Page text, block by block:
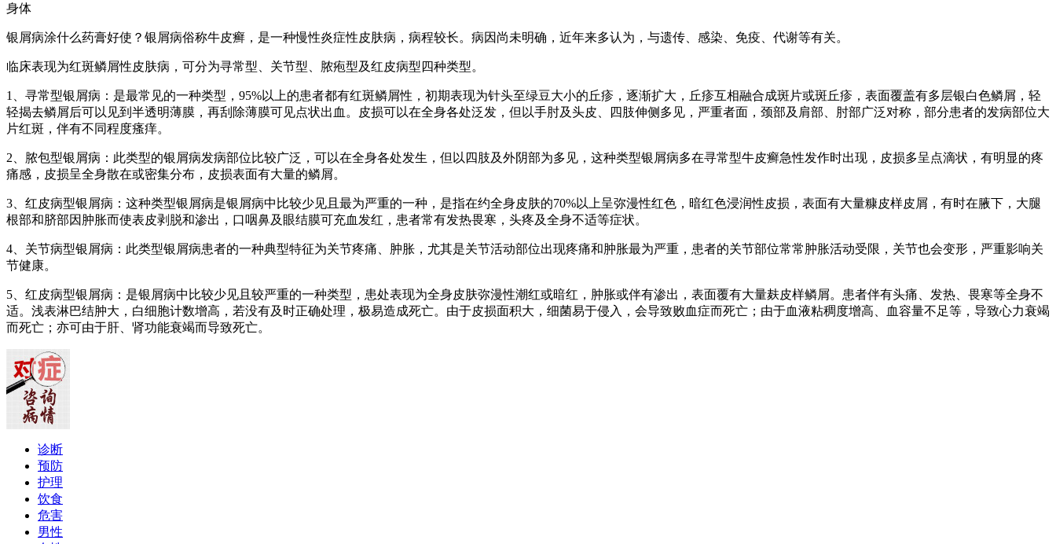
身体
银屑病涂什么药膏好使？银屑病俗称牛皮癣，是一种慢性炎症性皮肤病，病程较长。病因尚未明确，近年来多认为，与遗传、感染、免疫、代谢等有关。
临床表现为红斑鳞屑性皮肤病，可分为寻常型、关节型、脓疱型及红皮病型四种类型。
1、寻常型银屑病：是最常见的一种类型，95%以上的患者都有红斑鳞屑性，初期表现为针头至绿豆大小的丘疹，逐渐扩大，丘疹互相融合成斑片或斑丘疹，表面覆盖有多层银白色鳞屑，轻
轻揭去鳞屑后可以见到半透明薄膜，再刮除薄膜可见点状出血。皮损可以在全身各处泛发，但以手肘及头皮、四肢伸侧多见，严重者面，颈部及肩部、肘部广泛对称，部分患者的发病部位大
片红斑，伴有不同程度瘙痒。
2、脓包型银屑病：此类型的银屑病发病部位比较广泛，可以在全身各处发生，但以四肢及外阴部为多见，这种类型银屑病多在寻常型牛皮癣急性发作时出现，皮损多呈点滴状，有明显的疼
痛感，皮损呈全身散在或密集分布，皮损表面有大量的鳞屑。
3、红皮病型银屑病：这种类型银屑病是银屑病中比较少见且最为严重的一种，是指在约全身皮肤的70%以上呈弥漫性红色，暗红色浸润性皮损，表面有大量糠皮样皮屑，有时在腋下，大腿
根部和脐部因肿胀而使表皮剥脱和渗出，口咽鼻及眼结膜可充血发红，患者常有发热畏寒，头疼及全身不适等症状。
4、关节病型银屑病：此类型银屑病患者的一种典型特征为关节疼痛、肿胀，尤其是关节活动部位出现疼痛和肿胀最为严重，患者的关节部位常常肿胀活动受限，关节也会变形，严重影响关
节健康。
5、红皮病型银屑病：是银屑病中比较少见且较严重的一种类型，患处表现为全身皮肤弥漫性潮红或暗红，肿胀或伴有渗出，表面覆有大量麸皮样鳞屑。患者伴有头痛、发热、畏寒等全身不
适。浅表淋巴结肿大，白细胞计数增高，若没有及时正确处理，极易造成死亡。由于皮损面积大，细菌易于侵入，会导致败血症而死亡；由于血液粘稠度增高、血容量不足等，导致心力衰竭
而死亡；亦可由于肝、肾功能衰竭而导致死亡。
诊断
预防
护理
饮食
危害
男性